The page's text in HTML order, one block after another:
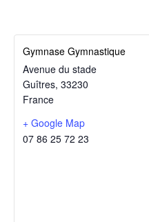
Gymnase Gymnastique
Avenue du stade
Guîtres, 33230
France
+ Google Map
07 86 25 72 23